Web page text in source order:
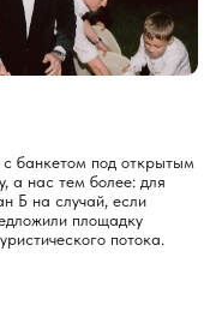
банкетом под открытым
а нас тем более: для
Б на случай, если
площадку
потока.